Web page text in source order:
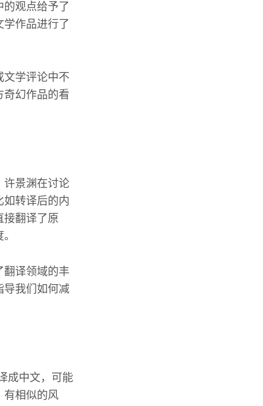
的观点给予了
作品进行了
文学评论中不
奇幻作品的看
许景渊在讨论
如转译后的内
接翻译了原
翻译领域的丰
导我们如何减
成中文，可能
有相似的风